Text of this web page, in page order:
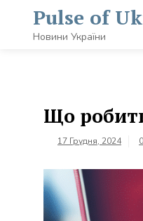
content
Pulse of
Новини України
Що
17 Грудня, 2024